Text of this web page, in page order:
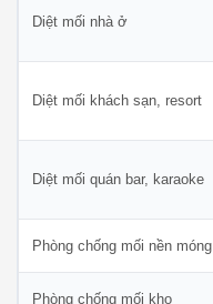
Diệt mối nhà ở
Diệt mối khách sạn, resort
Diệt mối quán bar, karaoke
Phòng chống mối nền móng
Phòng chống mối kho